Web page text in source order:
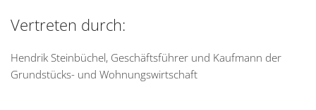
Vertreten durch:
Hendrik Steinbüchel, Geschäftsführer und Kaufmann der
Grundstücks- und Wohnungswirtschaft